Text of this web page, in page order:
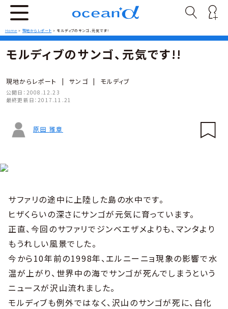
Home > 現地からレポート > モルディブのサンゴ、元気です!!
モルディブのサンゴ、元気です!!
現地からレポート | サンゴ | モルディブ
公開日： 2008.12.23
最終更新日： 2017.11.21
原田 雅章
サファリの途中に上陸した島の水中です。
ヒザくらいの深さにサンゴが元気に育っています。
正直、今回のサファリでジンベエザメよりも、マンタより
もうれしい風景でした。
今から10年前の1998年、エルニーニョ現象の影響で水
温が上がり、世界中の海でサンゴが死んでしまうという
ニュースが沢山流れました。
モルディブも例外ではなく、沢山のサンゴが死に、白化